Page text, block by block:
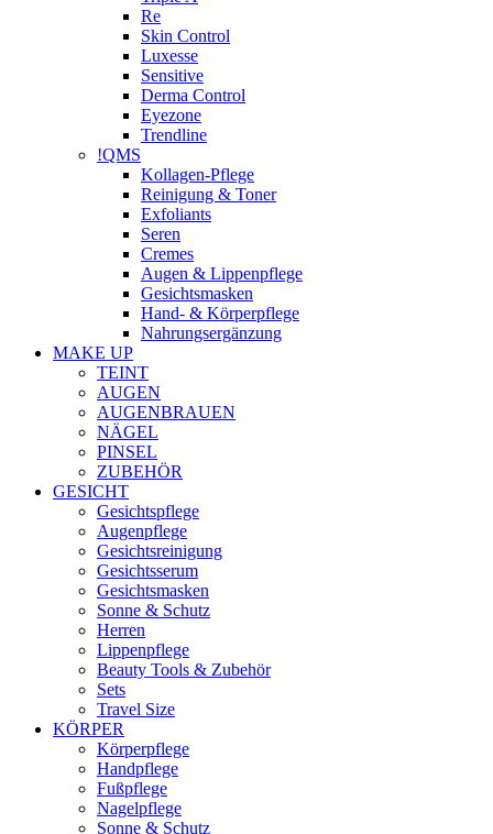
Re
Skin Control
Luxesse
Sensitive
Derma Control
Eyezone
Trendline
!QMS
Kollagen-Pflege
Reinigung & Toner
Exfoliants
Seren
Cremes
Augen & Lippenpflege
Gesichtsmasken
Hand- & Körperpflege
Nahrungsergänzung
MAKE UP
TEINT
AUGEN
AUGENBRAUEN
NÄGEL
PINSEL
ZUBEHÖR
GESICHT
Gesichtspflege
Augenpflege
Gesichtsreinigung
Gesichtsserum
Gesichtsmasken
Sonne & Schutz
Herren
Lippenpflege
Beauty Tools & Zubehör
Sets
Travel Size
KÖRPER
Körperpflege
Handpflege
Fußpflege
Nagelpflege
Sonne & Schutz